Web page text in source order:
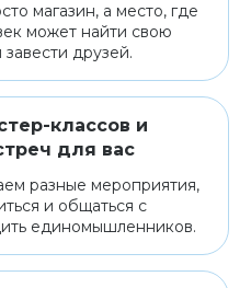
магазин, а место, где
может найти свою
друзей.
классов и
для вас
разные мероприятия,
и общаться с
единомышленников.